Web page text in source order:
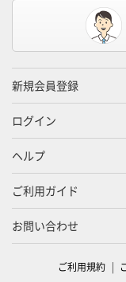
新規会員登録
ログイン
ヘルプ
ご利用ガイド
お問い合わせ
ご利用規約